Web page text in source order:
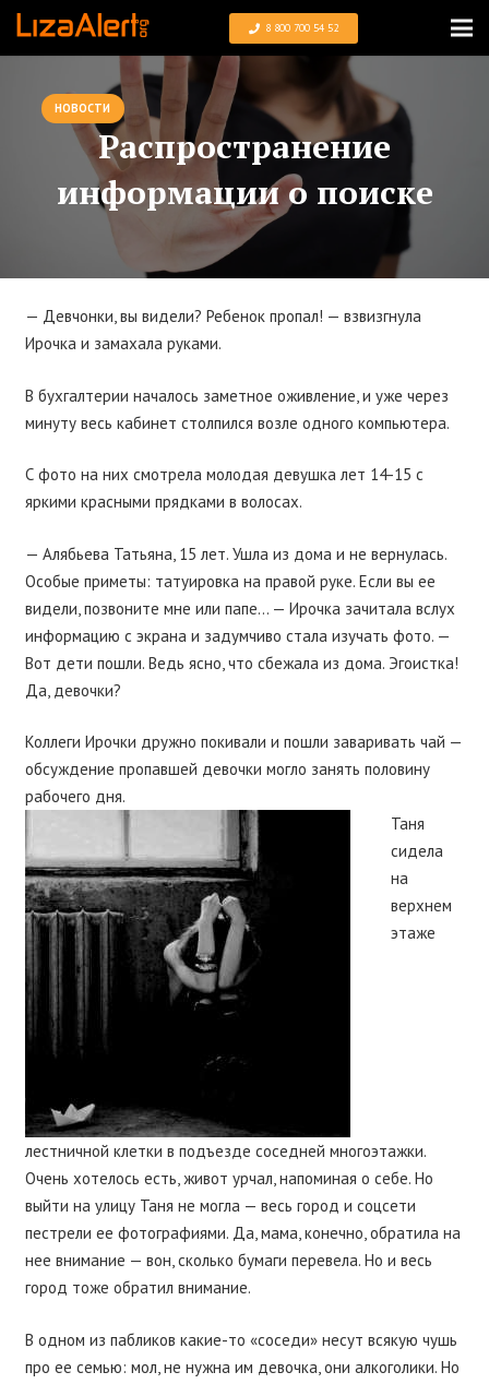
8 800 700 54 52
НОВОСТИ
Распространение
информации о поиске
— Девчонки, вы видели? Ребенок пропал! — взвизгнула
Ирочка и замахала руками.
В бухгалтерии началось заметное оживление, и уже через
минуту весь кабинет столпился возле одного компьютера.
С фото на них смотрела молодая девушка лет 14-15 с
яркими красными прядками в волосах.
— Алябьева Татьяна, 15 лет. Ушла из дома и не вернулась.
Особые приметы: татуировка на правой руке. Если вы ее
видели, позвоните мне или папе… — Ирочка зачитала вслух
информацию с экрана и задумчиво стала изучать фото. —
Вот дети пошли. Ведь ясно, что сбежала из дома. Эгоистка!
Да, девочки?
Коллеги Ирочки дружно покивали и пошли заваривать чай —
обсуждение пропавшей девочки могло занять половину
рабочего дня.
Таня
сидела
на
верхнем
этаже
лестничной клетки в подъезде соседней многоэтажки.
Очень хотелось есть, живот урчал, напоминая о себе. Но
выйти на улицу Таня не могла — весь город и соцсети
пестрели ее фотографиями. Да, мама, конечно, обратила на
нее внимание — вон, сколько бумаги перевела. Но и весь
город тоже обратил внимание.
В одном из пабликов какие-то «соседи» несут всякую чушь
про ее семью: мол, не нужна им девочка, они алкоголики. Но